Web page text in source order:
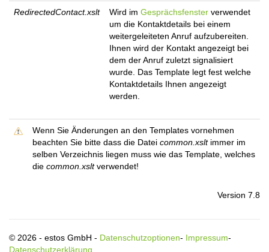
RedirectedContact.xslt Wird im Gesprächsfenster verwendet
um die Kontaktdetails bei einem
weitergeleiteten Anruf aufzubereiten.
Ihnen wird der Kontakt angezeigt bei
dem der Anruf zuletzt signalisiert
wurde. Das Template legt fest welche
Kontaktdetails Ihnen angezeigt
werden.
Wenn Sie Änderungen an den Templates vornehmen
beachten Sie bitte dass die Datei common.xsltimmer im
selben Verzeichnis liegen muss wie das Template, welches
die common.xsltverwendet!
Version 7.8
© 2026 - estos GmbH - Datenschutzoptionen- Impressum-
Datenschutzerklärung